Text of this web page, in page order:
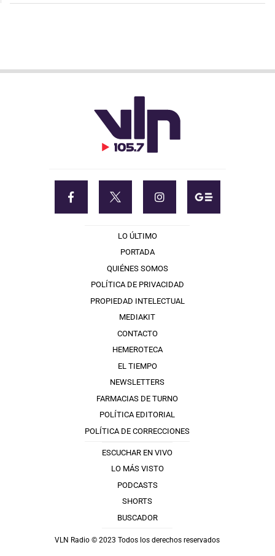
LO ÚLTIMO
PORTADA
QUIÉNES SOMOS
POLÍTICA DE PRIVACIDAD
PROPIEDAD INTELECTUAL
MEDIAKIT
CONTACTO
HEMEROTECA
EL TIEMPO
NEWSLETTERS
FARMACIAS DE TURNO
POLÍTICA EDITORIAL
POLÍTICA DE CORRECCIONES
ESCUCHAR EN VIVO
LO MÁS VISTO
PODCASTS
SHORTS
BUSCADOR
VLN Radio © 2023 Todos los derechos reservados